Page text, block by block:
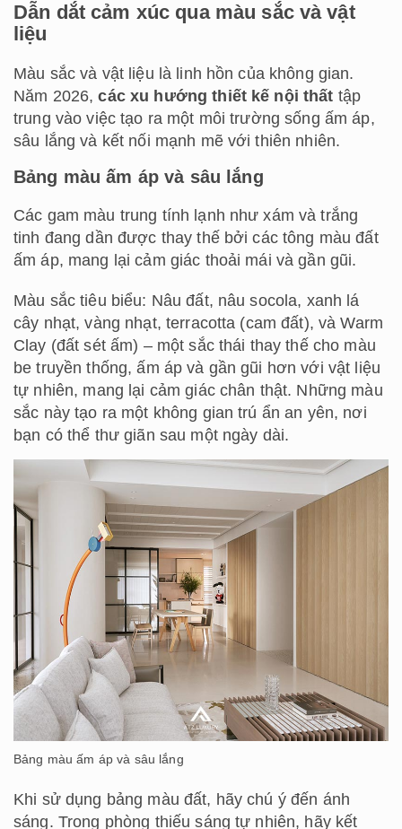
Dẫn dắt cảm xúc qua màu sắc và vật
liệu
Màu sắc và vật liệu là linh hồn của không gian.
Năm 2026,các xu hướng thiết kế nội thất tập
trung vào việc tạo ra một môi trường sống ấm áp,
sâu lắng và kết nối mạnh mẽ với thiên nhiên.
Bảng màu ấm áp và sâu lắng
Các gam màu trung tính lạnh như xám và trắng
tinh đang dần được thay thế bởi các tông màu đất
ấm áp, mang lại cảm giác thoải mái và gần gũi.
Màu sắc tiêu biểu: Nâu đất, nâu socola, xanh lá
cây nhạt, vàng nhạt, terracotta (cam đất), và Warm
Clay (đất sét ấm) – một sắc thái thay thế cho màu
be truyền thống, ấm áp và gần gũi hơn với vật liệu
tự nhiên, mang lại cảm giác chân thật. Những màu
sắc này tạo ra một không gian trú ẩn an yên, nơi
bạn có thể thư giãn sau một ngày dài.
Bảng màu ấm áp và sâu lắng
Khi sử dụng bảng màu đất, hãy chú ý đến ánh
sáng. Trong phòng thiếu sáng tự nhiên, hãy kết